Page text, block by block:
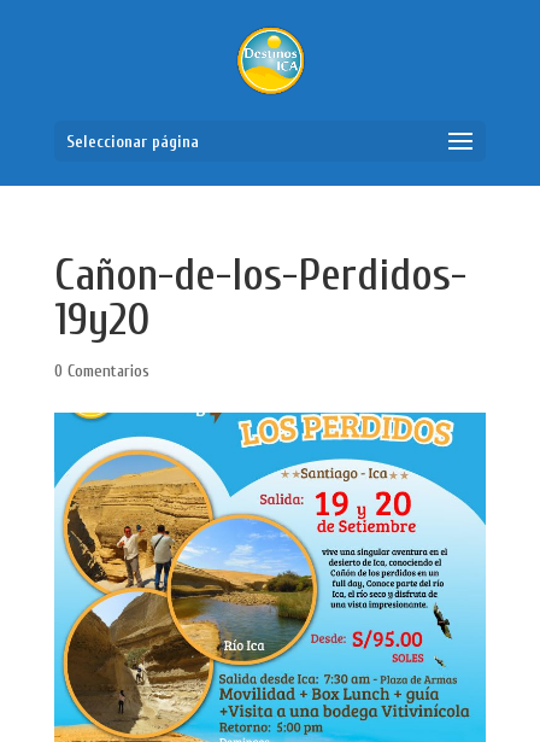
Seleccionar página
Cañon-de-los-Perdidos-
19y20
0 Comentarios